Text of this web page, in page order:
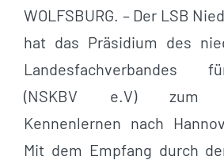
WOLFSBURG. – Der LSB
hat das Präsidium des
Landesfachverbandes
(NSKBV e.V) zum
Kennenlernen nach
Mit dem Empfang durch